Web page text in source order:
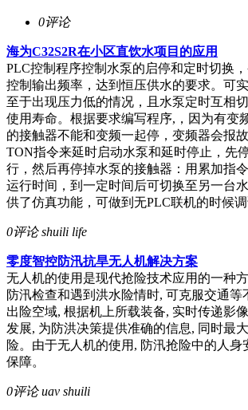
0评论
海为C32S2R在小区直饮水项目的应用
PLC控制程序控制水泵的启停和定时切换
控制输出频率，达到恒压供水的要求。可
至于出现压力低的情况，且水泵定时互相
使用寿命。根据要求编写程序,，因为有变
的接触器不能和变频一起停，变频器会报
TON指令来延时启动水泵和延时停止，先
行，然后再停掉水泵的接触器：用累加指
运行时间，到一定时间后可切换至另一台
供了仿真功能，可做到无PLC联机的时候调
0评论shuili life
零度智控防汛抗旱无人机解决方案
无人机的使用是现代抢险技术应用的一种
防汛检查和遇到洪水险情时, 可克服交通等
出险空域, 根据机上所载装备, 实时传递影
发展, 为防洪决策提供准确的信息, 同时最
险。由于无人机的使用, 防汛抢险中的人身
保障。
0评论uav shuili